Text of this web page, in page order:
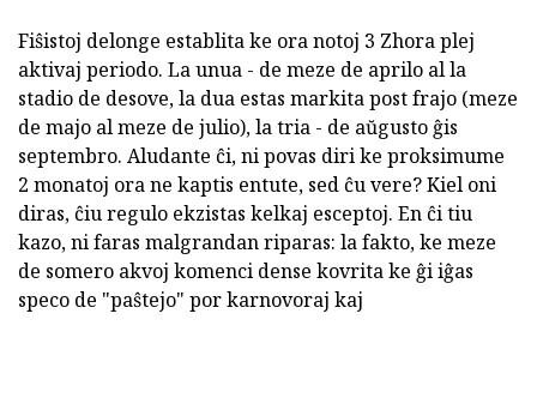
Fiŝistoj delonge establita ke ora notoj 3 Zhora plej
aktivaj periodo. La unua - de meze de aprilo al la
stadio de desove, la dua estas markita post frajo (meze
de majo al meze de julio), la tria - de aŭgusto ĝis
septembro. Aludante ĉi, ni povas diri ke proksimume
2 monatoj ora ne kaptis entute, sed ĉu vere? Kiel oni
diras, ĉiu regulo ekzistas kelkaj esceptoj. En ĉi tiu
kazo, ni faras malgrandan riparas: la fakto, ke meze
de somero akvoj komenci dense kovrita ke ĝi iĝas
speco de "paŝtejo" por karnovoraj kaj